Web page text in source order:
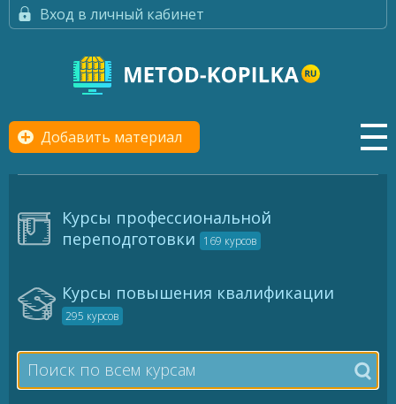
Вход в личный кабинет
Добавить материал
Курсы профессиональной
переподготовки
169 курсов
Курсы повышения квалификации
295 курсов